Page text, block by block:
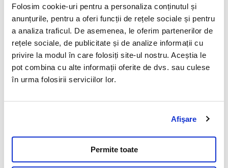
Folosim cookie-uri pentru a personaliza conținutul și
anunțurile, pentru a oferi funcții de rețele sociale și pentru
a analiza traficul. De asemenea, le oferim partenerilor de
rețele sociale, de publicitate și de analize informații cu
privire la modul în care folosiți site-ul nostru. Aceștia le
pot combina cu alte informații oferite de dvs. sau culese
în urma folosirii serviciilor lor.
Afişare
Permite toate
09 Mai 2023
Toxoplasma gondii este un parazit intracelular care
cald, inclusiv oamenii.
Vezi toate articolele